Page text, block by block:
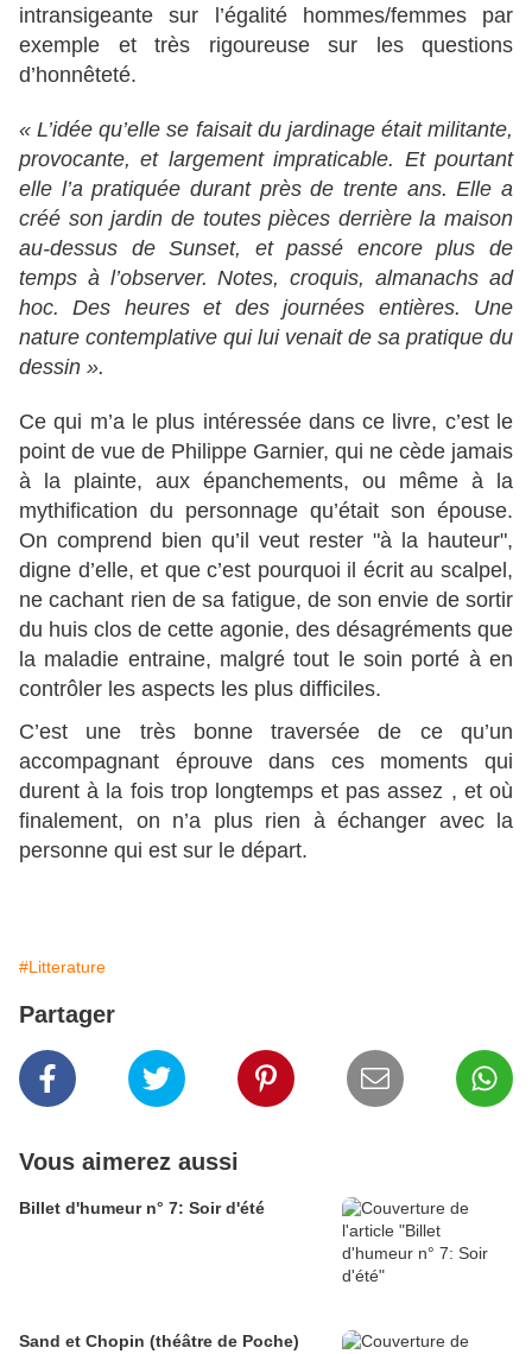
intransigeante sur l’égalité hommes/femmes par
exemple et très rigoureuse sur les questions
d’honnêteté.
« L’idée qu’elle se faisait du jardinage était militante,
provocante, et largement impraticable. Et pourtant
elle l’a pratiquée durant près de trente ans. Elle a
créé son jardin de toutes pièces derrière la maison
au-dessus de Sunset, et passé encore plus de
temps à l’observer. Notes, croquis, almanachs ad
hoc. Des heures et des journées entières. Une
nature contemplative qui lui venait de sa pratique du
dessin ».
Ce qui m’a le plus intéressée dans ce livre, c’est le
point de vue de Philippe Garnier, qui ne cède jamais
à la plainte, aux épanchements, ou même à la
mythification du personnage qu’était son épouse.
On comprend bien qu’il veut rester "à la hauteur",
digne d’elle, et que c’est pourquoi il écrit au scalpel,
ne cachant rien de sa fatigue, de son envie de sortir
du huis clos de cette agonie, des désagréments que
la maladie entraine, malgré tout le soin porté à en
contrôler les aspects les plus difficiles.
C’est une très bonne traversée de ce qu’un
accompagnant éprouve dans ces moments qui
durent à la fois trop longtemps et pas assez , et où
finalement, on n’a plus rien à échanger avec la
personne qui est sur le départ.
#Litterature
Partager
Vous aimerez aussi
Billet d'humeur n° 7: Soir d'été
Sand et Chopin (théâtre de Poche)